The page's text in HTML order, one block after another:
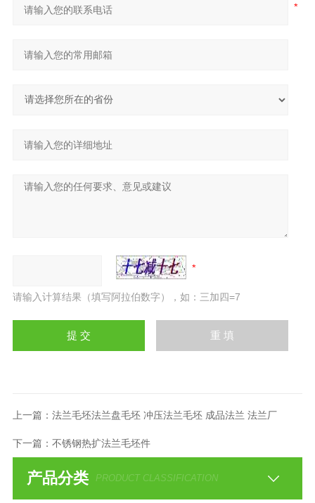
请输入计算结果（填写阿拉伯数字），如：三加四=7
上一篇： 法兰毛坯法兰盘毛坯 冲压法兰毛坯 成品法兰 法兰厂
下一篇： 不锈钢热扩法兰毛坯件
产品分类 PRODUCT CLASSIFICATION